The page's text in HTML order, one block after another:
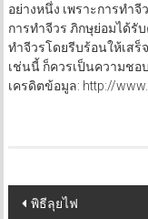
อย่างหนึ่ง เพราะการทำ
การทำจีวร ภิกษุย่อมได้รั
ทำจีวรโดยรีบร้อนให้เส
เช่นนี้ ก็ควรเป็นความชอ
เครดิตข้อมูล: http://
Post
พิธีลุยไฟ